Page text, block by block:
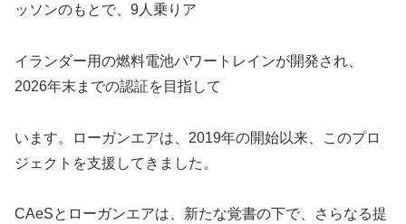
ッソンのもとで、9人乗りア
イランダー用の燃料電池パワートレインが開発され、
2026年末までの認証を目指して
います。ローガンエアは、2019年の開始以来、このプロ
ジェクトを支援してきました。
CAeSとローガンエアは、新たな覚書の下で、さらなる提